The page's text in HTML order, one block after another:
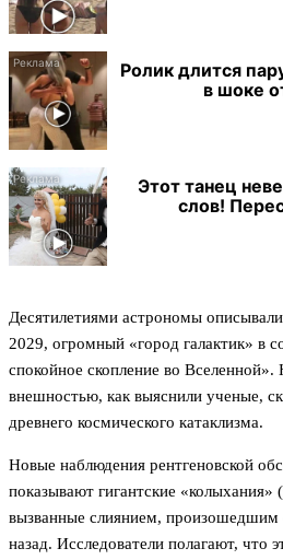
Ролик длится
в шоке
Этот танец
слов!
Десятилетиями астрономы
2029, огромный «город галактик» в
спокойное скопление во
внешностью, как выяснили ученые,
древнего космического катаклизма.
Новые наблюдения рентгеновской
показывают гигантские «колыхания»
вызванные слиянием, произошедшим
назад. Исследователи полагают, что